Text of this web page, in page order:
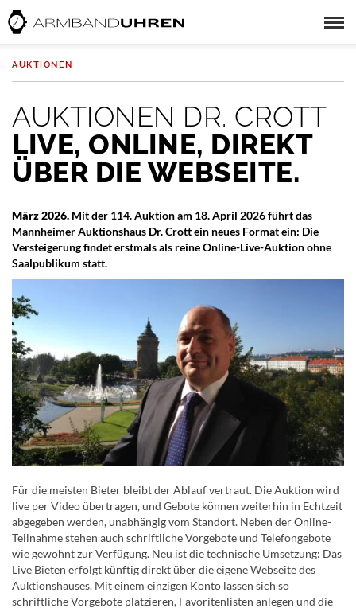
AUKTIONEN
AUKTIONEN DR. CROTT
LIVE, ONLINE, DIREKT
ÜBER DIE WEBSEITE.
März 2026. Mit der 114. Auktion am 18. April 2026 führt das
Mannheimer Auktionshaus Dr. Crott ein neues Format ein: Die
Versteigerung findet erstmals als reine Online-Live-Auktion ohne
Saalpublikum statt.
Für die meisten Bieter bleibt der Ablauf vertraut. Die Auktion wird
live per Video übertragen, und Gebote können weiterhin in Echtzeit
abgegeben werden, unabhängig vom Standort. Neben der Online-
Teilnahme stehen auch schriftliche Vorgebote und Telefongebote
wie gewohnt zur Verfügung. Neu ist die technische Umsetzung: Das
Live Bieten erfolgt künftig direkt über die eigene Webseite des
Auktionshauses. Mit einem einzigen Konto lassen sich so
schriftliche Vorgebote platzieren, Favoritenlisten anlegen und die